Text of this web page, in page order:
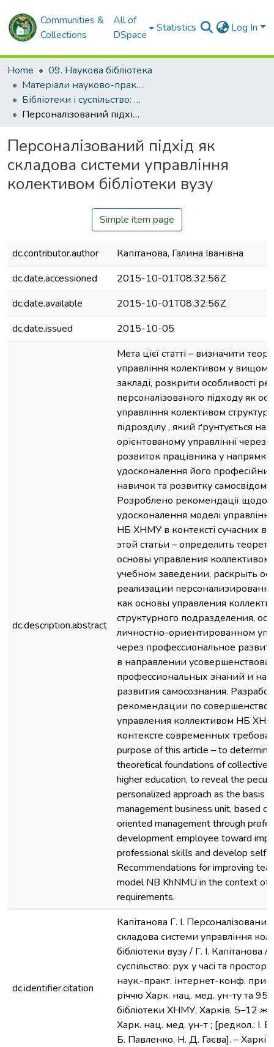
Communities &
Collections
All of
DSpace
Statistics Log In
Home
09. Наукова бібліотека
Матеріали науково-практичних заходів НБ ХНМУ
Бібліотеки і суспільство: рух у часі та просторі–2015
Персоналізований підхід як складова системи управління колективом бібліотеки вузу
Персоналізований підхід як
складова системи управління
колективом бібліотеки вузу
Simple item page
dc.contributor.author
Капітанова, Галина Іванівна
dc.date.accessioned
2015-10-01T08:32:56Z
dc.date.available
2015-10-01T08:32:56Z
dc.date.issued
2015-10-05
dc.description.abstract
Мета цієї статті – визначити
управління колективом у
закладі, розкрити особливості
персоналізованого підходу як
управління колективом
підрозділу , який ґрунтується на
орієнтованому управлінні через
розвиток працівника у напрямку
удосконалення його
навичок та розвитку
Розроблено рекомендації щодо
удосконалення моделі
НБ ХНМУ в контексті сучасних
этой статьи – определить
основы управления
учебном заведении, раскрыть
реализации
как основы управления
структурного подразделения,
личностно-ориентированном
через профессиональное
в направлении
профессиональных знаний и
развития самосознания.
рекомендации по
управления коллективом НБ
контексте современных
purpose of this article – to
theoretical foundations of collective
higher education, to reveal the
personalized approach as the basis
management business unit, based
oriented management through
development employee toward
professional skills and develop self-
Recommendations for improving
model NB KhNMU in the context of
requirements.
dc.identifier.citation
Капітанова Г. І.
складова системи управління
бібліотеки вузу / Г. І. Капітанова //
суспільство: рух у часі та
наук.-практ. інтернет-конф.
річчю Харк. нац. мед. ун-ту та
бібліотеки ХНМУ, Харків, 5–12
Харк. нац. мед. ун-т ; [редкол.: І.
Б. Павленко, Н. Д. Гаєва]. –